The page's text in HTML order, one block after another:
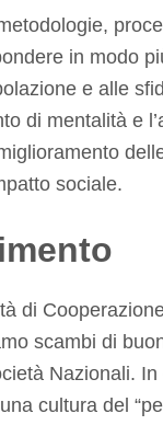
in modo
e alle
di mentalità e
sociale.
di
scambi di
Nazionali.
cultura del